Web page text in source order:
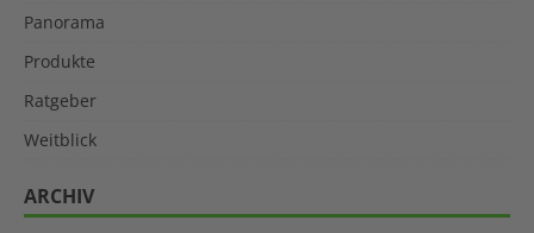
Panorama
Produkte
Ratgeber
Weitblick
ARCHIV